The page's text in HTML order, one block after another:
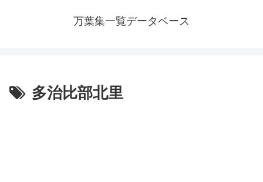
万葉集一覧データベース
多治比部北里